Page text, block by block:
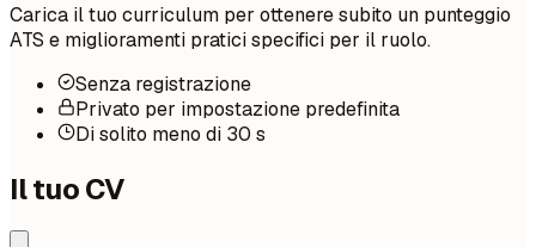
Carica il tuo curriculum per ottenere subito un punteggio
ATS e miglioramenti pratici specifici per il ruolo.
Senza registrazione
Privato per impostazione predefinita
Di solito meno di 30 s
Il tuo CV